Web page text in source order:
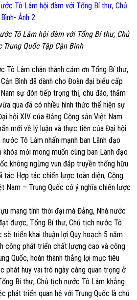
Tô Lâm hội đàm với Tổng Bí thư, Chủ
Trung Quốc Tập Cận Bình
Tô Lâm chân thành cảm ơn Tổng Bí thư,
Bình đã dành cho Đoàn đại biểu cấp
sự đón tiếp trọng thị, chu đáo, thắm
qua đã có nhiều hình thức thể hiện sự
hội XIV của Đảng Cộng sản Việt Nam.
mới về lý luận và thực tiễn của Đại hội
Tô Lâm nhấn mạnh ban Lãnh đạo
mới mong muốn cùng ban Lãnh đạo
không ngừng vun đắp truyền thống hữu
tác Hợp tác chiến lược toàn diện, Cộng
Nam – Trung Quốc có ý nghĩa chiến lược
mang tính thời đại mà Đảng, Nhà nước
được, Tổng Bí thư, Chủ tịch nước Tô
sẽ triển khai thuận lợi Quy hoạch 5 năm
công phát triển chất lượng cao và công
Quốc, hoàn thành thắng lợi mục tiêu
phát huy vai trò ngày càng quan trọng ở
Bí thư, Chủ tịch nước Tô Lâm khẳng
phát triển quan hệ với Trung Quốc là chủ